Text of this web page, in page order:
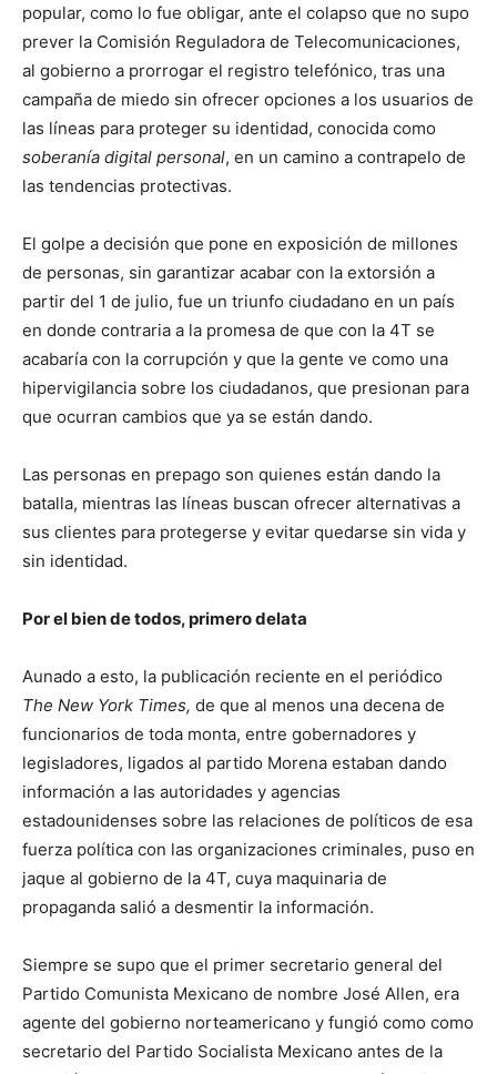
popular, como lo fue obligar, ante el colapso que no supo
prever la Comisión Reguladora de Telecomunicaciones,
al gobierno a prorrogar el registro telefónico, tras una
campaña de miedo sin ofrecer opciones a los usuarios de
las líneas para proteger su identidad, conocida como
soberanía digital personal, en un camino a contrapelo de
las tendencias protectivas.
El golpe a decisión que pone en exposición de millones
de personas, sin garantizar acabar con la extorsión a
partir del 1 de julio, fue un triunfo ciudadano en un país
en donde contraria a la promesa de que con la 4T se
acabaría con la corrupción y que la gente ve como una
hipervigilancia sobre los ciudadanos, que presionan para
que ocurran cambios que ya se están dando.
Las personas en prepago son quienes están dando la
batalla, mientras las líneas buscan ofrecer alternativas a
sus clientes para protegerse y evitar quedarse sin vida y
sin identidad.
Por el bien de todos, primero delata
Aunado a esto, la publicación reciente en el periódico
The New York Times, de que al menos una decena de
funcionarios de toda monta, entre gobernadores y
legisladores, ligados al partido Morena estaban dando
información a las autoridades y agencias
estadounidenses sobre las relaciones de políticos de esa
fuerza política con las organizaciones criminales, puso en
jaque al gobierno de la 4T, cuya maquinaria de
propaganda salió a desmentir la información.
Siempre se supo que el primer secretario general del
Partido Comunista Mexicano de nombre José Allen, era
agente del gobierno norteamericano y fungió como como
secretario del Partido Socialista Mexicano antes de la